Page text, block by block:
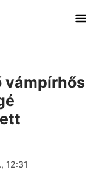
vámpírhős
12:31